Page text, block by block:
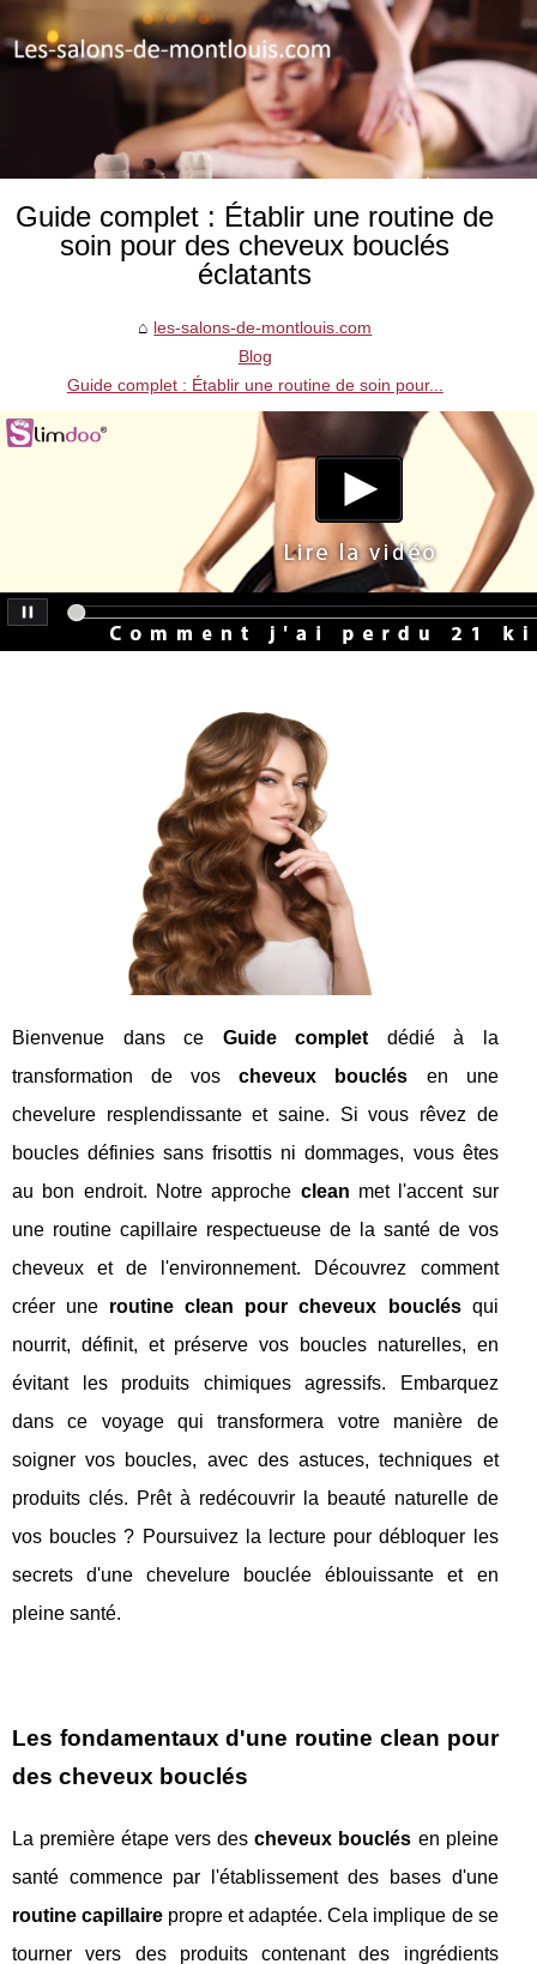
Guide complet : Établir une routine de
soin pour des cheveux bouclés
éclatants
les-salons-de-montlouis.com
Blog
Guide complet : Établir une routine de soin pour...
Bienvenue dans ce Guide complet dédié à la
transformation de voscheveux bouclés en une
chevelure resplendissante et saine. Si vous rêvez de
boucles définies sans frisottis ni dommages, vous êtes
au bon endroit. Notre approche clean met l'accent sur
une routine capillaire respectueuse de la santé de vos
cheveux et de l'environnement. Découvrez comment
créer une routine clean pour cheveux bouclésqui
nourrit, définit, et préserve vos boucles naturelles, en
évitant les produits chimiques agressifs. Embarquez
dans ce voyage qui transformera votre manière de
soigner vos boucles, avec des astuces, techniques et
produits clés. Prêt à redécouvrir la beauté naturelle de
vos boucles ? Poursuivez la lecture pour débloquer les
secrets d'une chevelure bouclée éblouissante et en
pleine santé.
Les fondamentaux d'une routine clean pour
des cheveux bouclés
La première étape vers descheveux bouclés en pleine
santé commence par l'établissement des bases d'une
routine capillaire propre et adaptée. Cela implique de se
tourner vers des produits contenant des ingrédients